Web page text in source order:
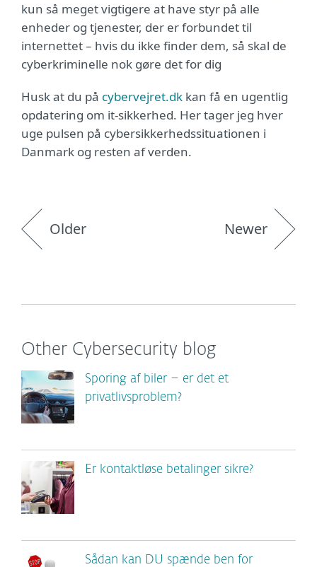
kun så meget vigtigere at have styr på alle
enheder og tjenester, der er forbundet til
internettet – hvis du ikke finder dem, så skal de
cyberkriminelle nok gøre det for dig
Husk at du på cybervejret.dk kan få en ugentlig
opdatering om it-sikkerhed. Her tager jeg hver
uge pulsen på cybersikkerhedssituationen i
Danmark og resten af verden.
Older Newer
Other Cybersecurity blog
Sporing af biler – er det et
privatlivsproblem?
Er kontaktløse betalinger sikre?
Sådan kan DU spænde ben for